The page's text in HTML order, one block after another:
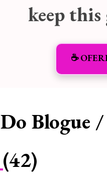
keep
☕️
Blogue
(42)